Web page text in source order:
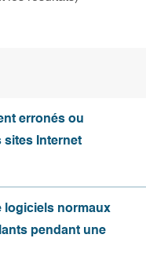
erronés ou
sites Internet
logiciels normaux
pendant une